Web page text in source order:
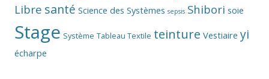
Libre santé Science des Systèmes sepsis Shibori soie
Stage Système Tableau Textile teinture Vestiaire yi
écharpe